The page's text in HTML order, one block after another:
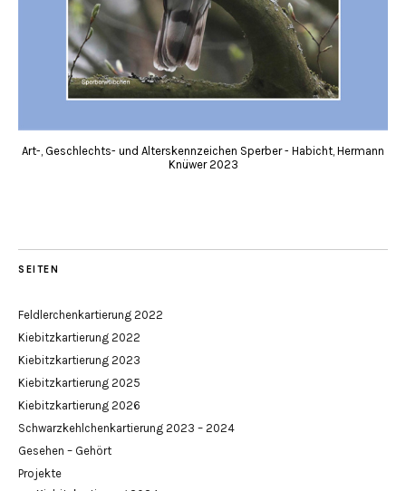
Art-, Geschlechts- und Alterskennzeichen Sperber - Habicht, Hermann
Knüwer 2023
SEITEN
Feldlerchenkartierung 2022
Kiebitzkartierung 2022
Kiebitzkartierung 2023
Kiebitzkartierung 2025
Kiebitzkartierung 2026
Schwarzkehlchenkartierung 2023 – 2024
Gesehen – Gehört
Projekte